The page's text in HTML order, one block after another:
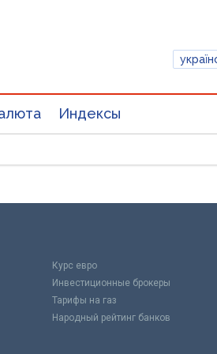
Индексы
Курс евро
Инвестиционные брокеры
Тарифы на газ
Народный рейтинг банков